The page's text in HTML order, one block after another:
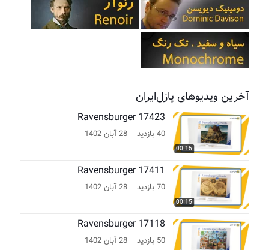
آخرین ویدیوهای پازل‌ایران
00:15
Ravensburger 17423
40 بازدید 28 آبان 1402
00:15
Ravensburger 17411
70 بازدید 28 آبان 1402
Ravensburger 17118
50 بازدید 28 آبان 1402